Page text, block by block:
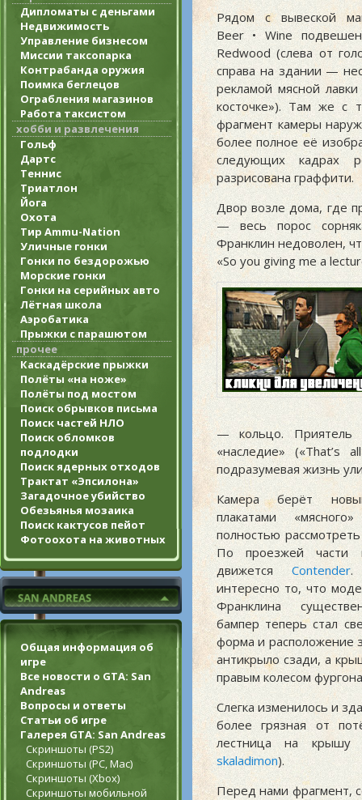
Дипломаты с деньгами
Недвижимость
Управление бизнесом
Миссии таксопарка
Контрабанда оружия
Поимка беглецов
Ограбления магазинов
Работа таксистом
хобби и развлечения
Гольф
Дартс
Теннис
Триатлон
Йога
Охота
Тир Ammu-Nation
Уличные гонки
Гонки по бездорожью
Морские гонки
Гонки на серийных авто
Лётная школа
Аэробатика
Прыжки с парашютом
прочее
Каскадёрские прыжки
Полёты «на ноже»
Полёты под мостом
Поиск обрывков письма
Поиск частей НЛО
Поиск обломков
подлодки
Поиск ядерных отходов
Трактат «Эпсилона»
Загадочное убийство
Обезьянья мозаика
Поиск кактусов пейот
Фотоохота на животных
Общая информация об
игре
Все новости о GTA: San
Andreas
Вопросы и ответы
Статьи об игре
Галерея GTA: San Andreas
Скриншоты (PS2)
Скриншоты (PC, Mac)
Скриншоты (Xbox)
Скриншоты мобильной
Рядом с вывеской
Beer • Wine
Redwood (слева от
справа на здании —
рекламой мясной
косточке»). Там же с
фрагмент камеры
более полное её
следующих кадрах
разрисована граффити.
Двор возле дома, где
— весь порос
Франклин недоволен,
«So you giving me a
— кольцо. Приятель
«наследие» («That’s
подразумевая жизнь
Камера берёт
плакатами
полностью
По проезжей части
движетсяContender.
интересно то, что
Франклина
бампер теперь стал
форма и расположение
антикрыло сзади, а
правым колесом
Слегка изменилось и
более грязная от
лестница на крышу
skaladimon).
Перед нами фрагмент,